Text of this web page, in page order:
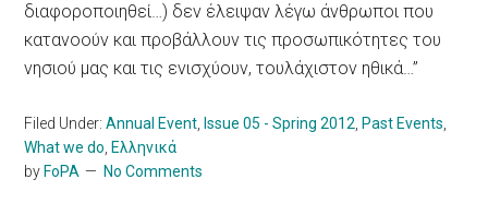
διαφοροποιηθεί…) δεν έλειψαν λέγω άνθρωποι που
κατανοούν και προβάλλουν τις προσωπικότητες του
νησιού μας και τις ενισχύουν, τουλάχιστον ηθικά…”
Filed Under:Annual Event, Issue 05 - Spring 2012, Past Events,
What we do, Ελληνικά
by FoPA No Comments